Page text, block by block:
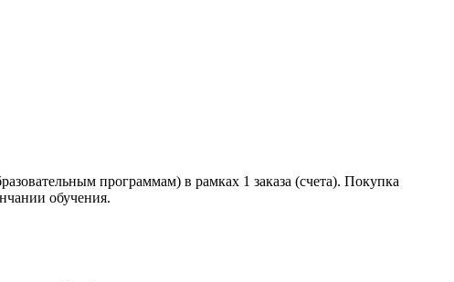
программам) в рамках 1 заказа (счета). Покупка
обучения.